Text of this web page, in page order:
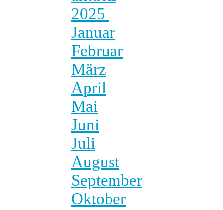
2025
Januar
Februar
März
April
Mai
Juni
Juli
August
September
Oktober